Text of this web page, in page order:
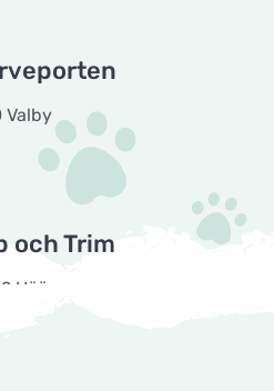
Titta på kartan
Titta på kartan
Valby
och Trim
Höör